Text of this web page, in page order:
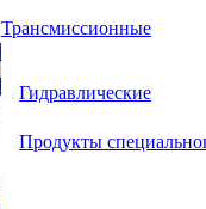
Трансмиссионные
Гидравлические
Продукты